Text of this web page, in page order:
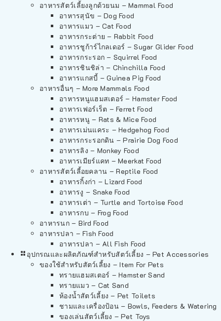
อาหารสัตว์เลี้ยงลูกด้วยนม – Mammal Food
อาหารสุนัข – Dog Food
อาหารแมว – Cat Food
อาหารกระต่าย – Rabbit Food
อาหารชูก้าร์ไกลเดอร์ – Sugar Glider Food
อาหารกระรอก – Squirrel Food
อาหารชินชิล่า – Chinchilla Food
อาหารแกสบี้ – Guinea Pig Food
อาหารอื่นๆ – More Mammals Food
อาหารหนูแฮมสเตอร์ – Hamster Food
อาหารเฟอร์เร็ต – Ferret Food
อาหารหนู – Rats & Mice Food
อาหารเม่นแคระ – Hedgehog Food
อาหารกระรอกดิน – Prairie Dog Food
อาหารลิง – Monkey Food
อาหารเมียร์แคท – Meerkat Food
อาหารสัตว์เลี้อยคลาน – Reptile Food
อาหารกิ้งก่า – Lizard Food
อาหารงู – Snake Food
อาหารเต่า – Turtle and Tortoise Food
อาหารกบ – Frog Food
อาหารนก – Bird Food
อาหารปลา – Fish Food
อาหารปลา – All Fish Food
อุปกรณและผลิตภัณฑ์สำหรับสัตว์เลี้ยง – Pet Accessories
ของใช้สำหรับสัตว์เลี้ยง – Item For Pets
ทรายแฮมสเตอร์ – Hamster Sand
ทรายแมว – Cat Sand
ห้องน้ำสัตว์เลี้ยง – Pet Toilets
ชามและเครื่องป้อน – Bowls, Feeders & Watering
ของเล่นสัตว์เลี้ยง – Pet Toys